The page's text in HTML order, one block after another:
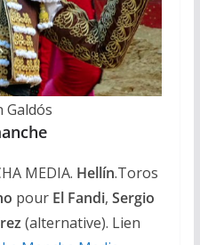
Galdós
MEDIA. Hellín.Toros
pour El Fandi, Sergio
(alternative). Lien